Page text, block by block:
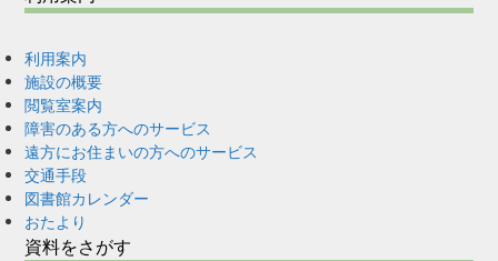
利用案内
施設の概要
閲覧室案内
障害のある方へのサービス
遠方にお住まいの方へのサービス
交通手段
図書館カレンダー
おたより
資料をさがす